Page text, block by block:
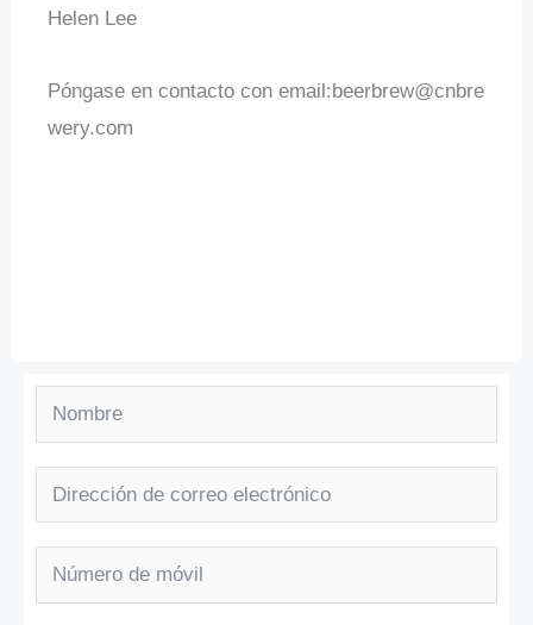
Helen Lee
Póngase en contacto con email:beerbrew@cnbre
wery.com